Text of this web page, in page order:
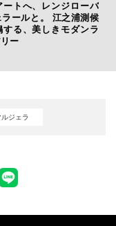
ートへ、レンジローバ
ラールと。 江之浦測候
する、美しきモダンラ
ー
ジェラ